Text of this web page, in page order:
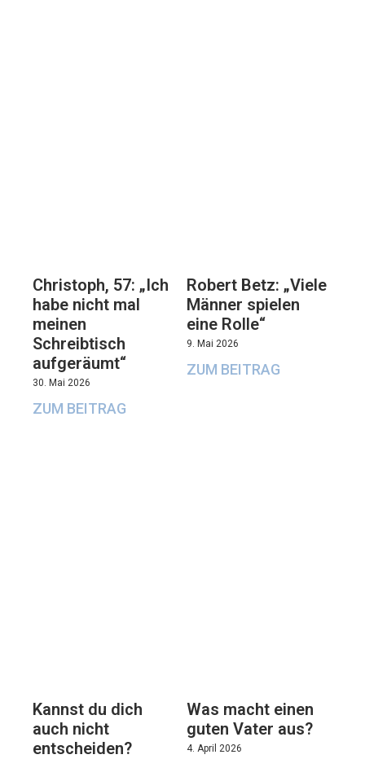
Christoph, 57: „Ich
habe nicht mal
meinen
Schreibtisch
aufgeräumt“
30. Mai 2026
ZUM BEITRAG
Robert Betz: „Viele
Männer spielen
eine Rolle“
9. Mai 2026
ZUM BEITRAG
Kannst du dich
auch nicht
entscheiden?
Was macht einen
guten Vater aus?
4. April 2026